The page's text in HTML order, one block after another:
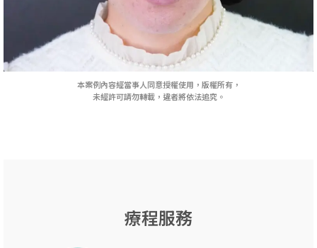
本案例內容經當事人同意授權使用，版權所有，
未經許可請勿轉載，違者將依法追究。
療程服務